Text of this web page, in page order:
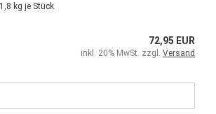
1,8 kg je Stück
72,95 EUR
inkl. 20% MwSt. zzgl. Versand